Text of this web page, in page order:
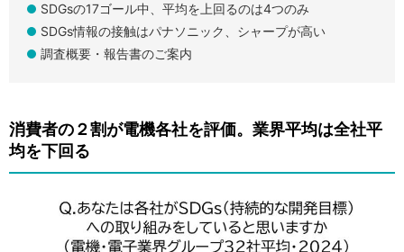
SDGsの17ゴール中、平均を上回るのは4つのみ
SDGs情報の接触はパナソニック、シャープが高い
調査概要・報告書のご案内
消費者の２割が電機各社を評価。業界平均は全社平
均を下回る